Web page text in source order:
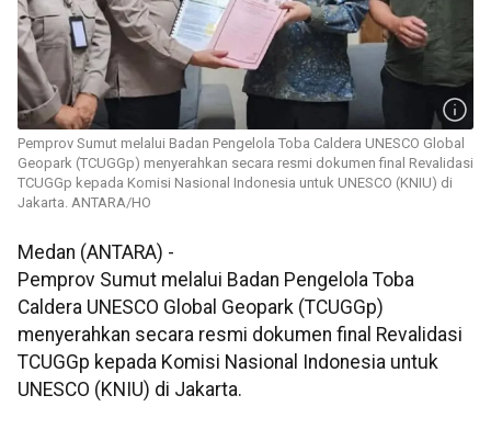
Pemprov Sumut melalui Badan Pengelola Toba Caldera UNESCO Global
Geopark (TCUGGp) menyerahkan secara resmi dokumen final Revalidasi
TCUGGp kepada Komisi Nasional Indonesia untuk UNESCO (KNIU) di
Jakarta. ANTARA/HO
Medan (ANTARA) -
Pemprov Sumut melalui Badan Pengelola Toba
Caldera UNESCO Global Geopark (TCUGGp)
menyerahkan secara resmi dokumen final Revalidasi
TCUGGp kepada Komisi Nasional Indonesia untuk
UNESCO (KNIU) di Jakarta.